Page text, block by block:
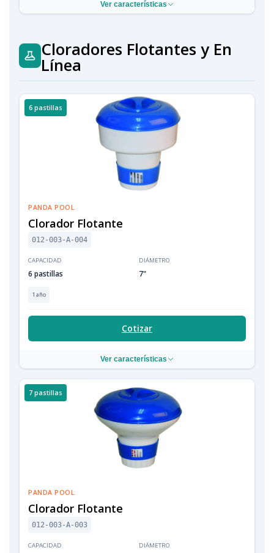
Ver características
Cloradores Flotantes y En
Línea
6 pastillas
PANDA POOL
Clorador Flotante
012-003-A-004
CAPACIDAD
6 pastillas
DIÁMETRO
7"
1 año
Cotizar
Ver características
7 pastillas
PANDA POOL
Clorador Flotante
012-003-A-003
CAPACIDAD DIÁMETRO